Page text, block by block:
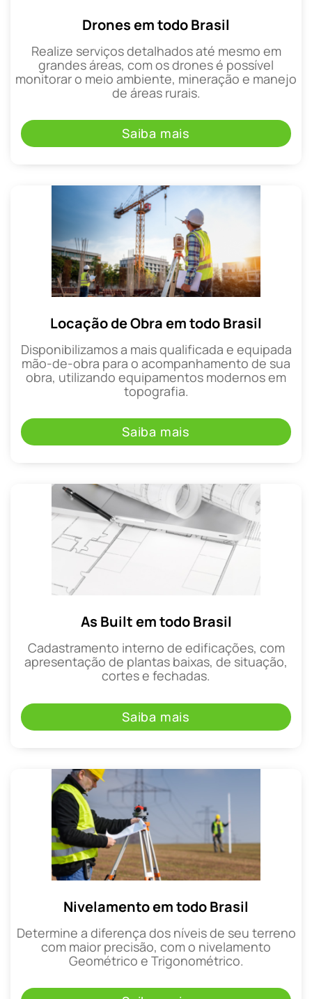
Drones em todo Brasil
Realize serviços detalhados até mesmo em
grandes áreas, com os drones é possível
monitorar o meio ambiente, mineração e manejo
de áreas rurais.
Saiba mais
Locação de Obra em todo Brasil
Disponibilizamos a mais qualificada e equipada
mão-de-obra para o acompanhamento de sua
obra, utilizando equipamentos modernos em
topografia.
Saiba mais
As Built em todo Brasil
Cadastramento interno de edificações, com
apresentação de plantas baixas, de situação,
cortes e fechadas.
Saiba mais
Nivelamento em todo Brasil
Determine a diferença dos níveis de seu terreno
com maior precisão, com o nivelamento
Geométrico e Trigonométrico.